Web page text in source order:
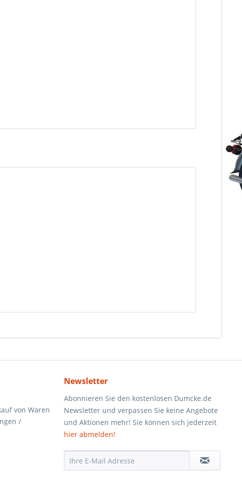
von Waren
/
Newsletter
Abonnieren Sie den kostenlosen Dumcke.de
Newsletter und verpassen Sie keine Angebote
und Aktionen mehr! Sie können sich jederzeit
hier abmelden!